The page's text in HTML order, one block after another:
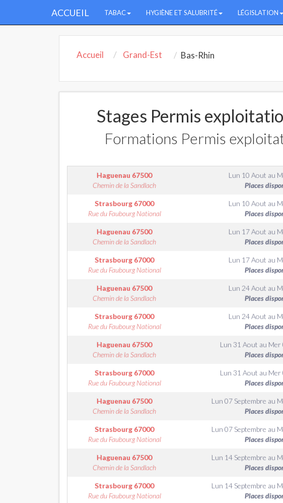
ACCUEIL TABAC HYGIÈNE ET SALUBRITÉ LÉGISLATION
Accueil Grand-Est Bas-Rhin
Stages Permis
Formations Permis
Haguenau 67500
Chemin de la Sandlach
Lun 10 Aout au
Places
Strasbourg 67000
Rue du Faubourg National
Lun 10 Aout au
Places
Haguenau 67500
Chemin de la Sandlach
Lun 17 Aout au
Places
Strasbourg 67000
Rue du Faubourg National
Lun 17 Aout au
Places
Haguenau 67500
Chemin de la Sandlach
Lun 24 Aout au
Places
Strasbourg 67000
Rue du Faubourg National
Lun 24 Aout au
Places
Haguenau 67500
Chemin de la Sandlach
Lun 31 Aout au Mer
Places
Strasbourg 67000
Rue du Faubourg National
Lun 31 Aout au Mer
Places
Haguenau 67500
Chemin de la Sandlach
Lun 07 Septembre au
Places
Strasbourg 67000
Rue du Faubourg National
Lun 07 Septembre au
Places
Haguenau 67500
Chemin de la Sandlach
Lun 14 Septembre au
Places
Strasbourg 67000
Rue du Faubourg National
Lun 14 Septembre au
Places